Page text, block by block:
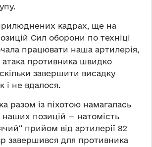
кадрах, ще на
Сил оборони по техніці
працювати наша артилерія,
атака противника швидко
завершити висадку
і не вдалося.
разом із піхотою намагалась
позицій — натомість
прийом від артилерії 82
завершився для противника